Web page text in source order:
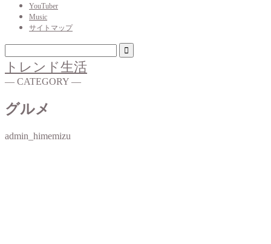
YouTuber
Music
サイトマップ
トレンド生活
― CATEGORY ―
グルメ
admin_himemizu